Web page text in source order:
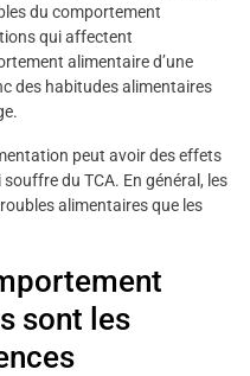
du comportement
qui affectent
alimentaire d’une
des habitudes alimentaires
peut avoir des effets
du TCA. En général, les
alimentaires que les
sont les